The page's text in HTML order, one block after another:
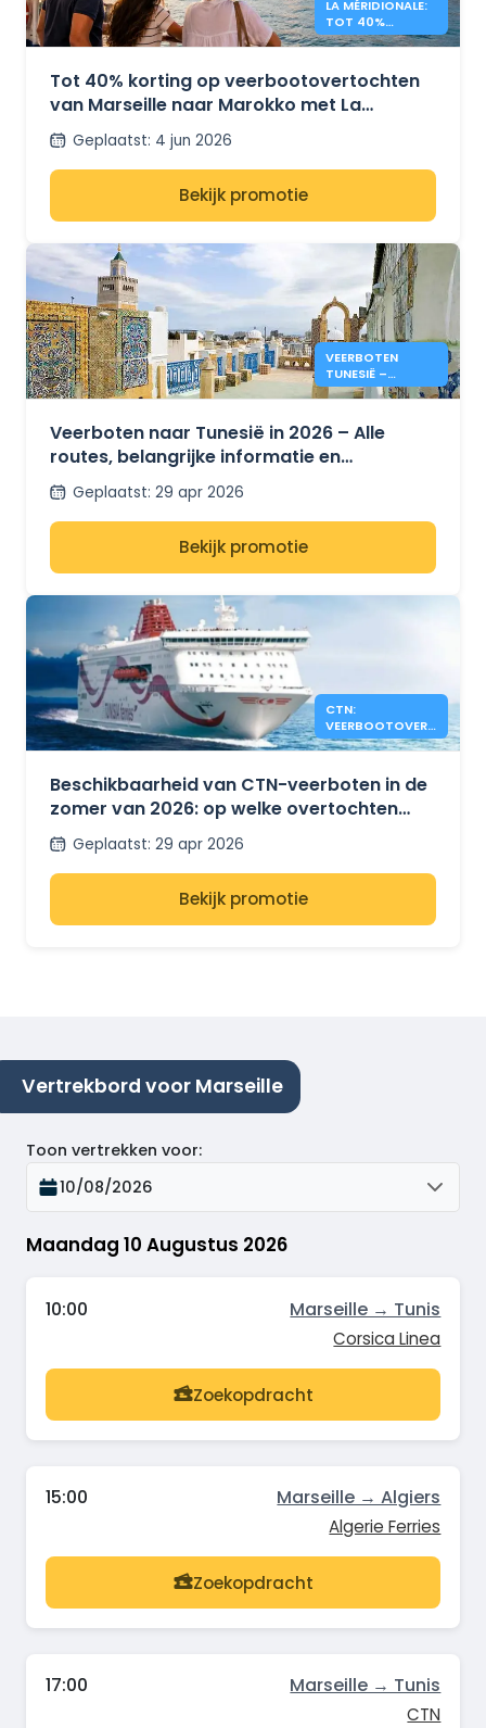
LA MÉRIDIONALE:
TOT 40%
KORTING OP
MAROKKO
Tot 40% korting op veerbootovertochten
van Marseille naar Marokko met La
Méridionale
Geplaatst: 4 jun 2026
Bekijk promotie
VEERBOTEN
TUNESIË –
PRIJZEN & INFO
Veerboten naar Tunesië in 2026 – Alle
routes, belangrijke informatie en
prijsontwikkelingen voor de zomer
Geplaatst: 29 apr 2026
Bekijk promotie
CTN:
VEERBOOTOVERS
TEKEN NOG
ZOMER 2026
Beschikbaarheid van CTN-veerboten in de
zomer van 2026: op welke overtochten
tussen Tunesië, Frankrijk en Italië is nog
plaats?
Geplaatst: 29 apr 2026
Bekijk promotie
Vertrekbord voor Marseille
Maandag 10 Augustus 2026
Toon vertrekken voor:
10/08/2026
10:00 Marseille → Tunis
Corsica Linea
Zoekopdracht
15:00 Marseille → Algiers
Algerie Ferries
Zoekopdracht
17:00 Marseille → Tunis
CTN